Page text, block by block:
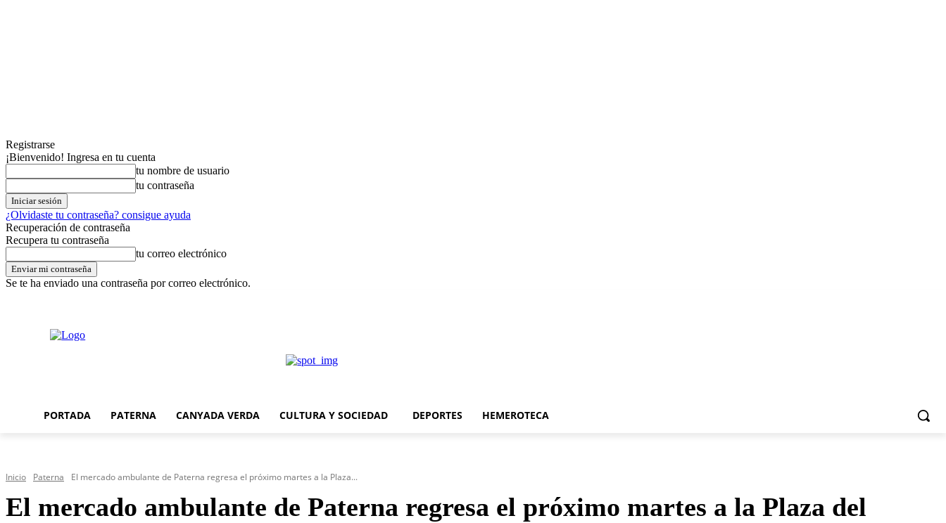
Registrarse
¡Bienvenido! Ingresa en tu cuenta
tu nombre de usuario
tu contraseña
¿Olvidaste tu contraseña? consigue ayuda
Recuperación de contraseña
Recupera tu contraseña
tu correo electrónico
Se te ha enviado una contraseña por correo electrónico.
PORTADA PATERNA CANYADA VERDA CULTURA Y SOCIEDAD DEPORTES HEMEROTECA
Inicio Paterna El mercado ambulante de Paterna regresa el próximo martes a la Plaza...
El mercado ambulante de Paterna regresa el próximo martes a la Plaza del